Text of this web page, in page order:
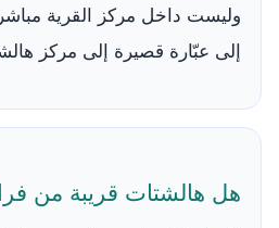
وليست داخل مركز القرية
إلى عبّارة قصيرة إلى مركز
هل هالشتات قريبة من